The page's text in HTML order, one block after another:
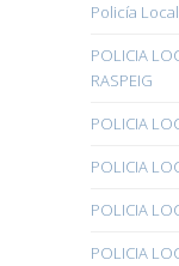
Policía
POLICIA
RASPEIG
POLICIA
POLICIA
POLICIA
POLICIA